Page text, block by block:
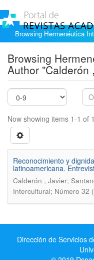
Browsing Hermenéutica
Browsing
Author "Calderón
Now showing items 1-1 of 1
Reconocimiento y
latinoamericana.
Calderón , Javier;
Intercultural; Número 32
Dirección de Servicios